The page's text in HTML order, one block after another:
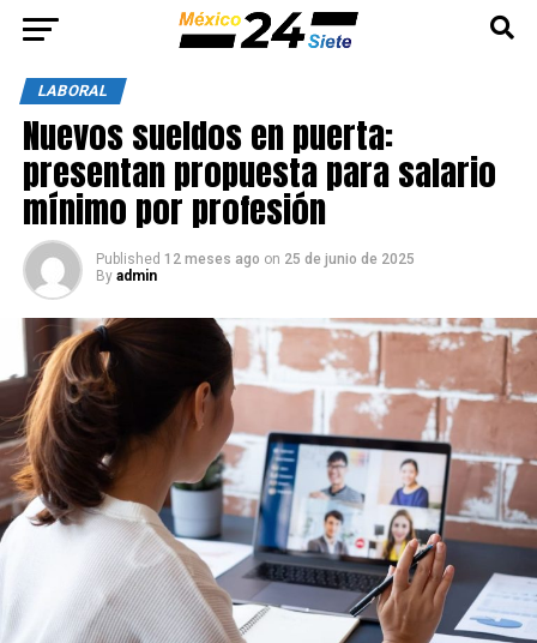
LABORAL
Nuevos sueldos en puerta:
presentan propuesta para salario
mínimo por profesión
Published 12 meses ago on 25 de junio de 2025
By admin